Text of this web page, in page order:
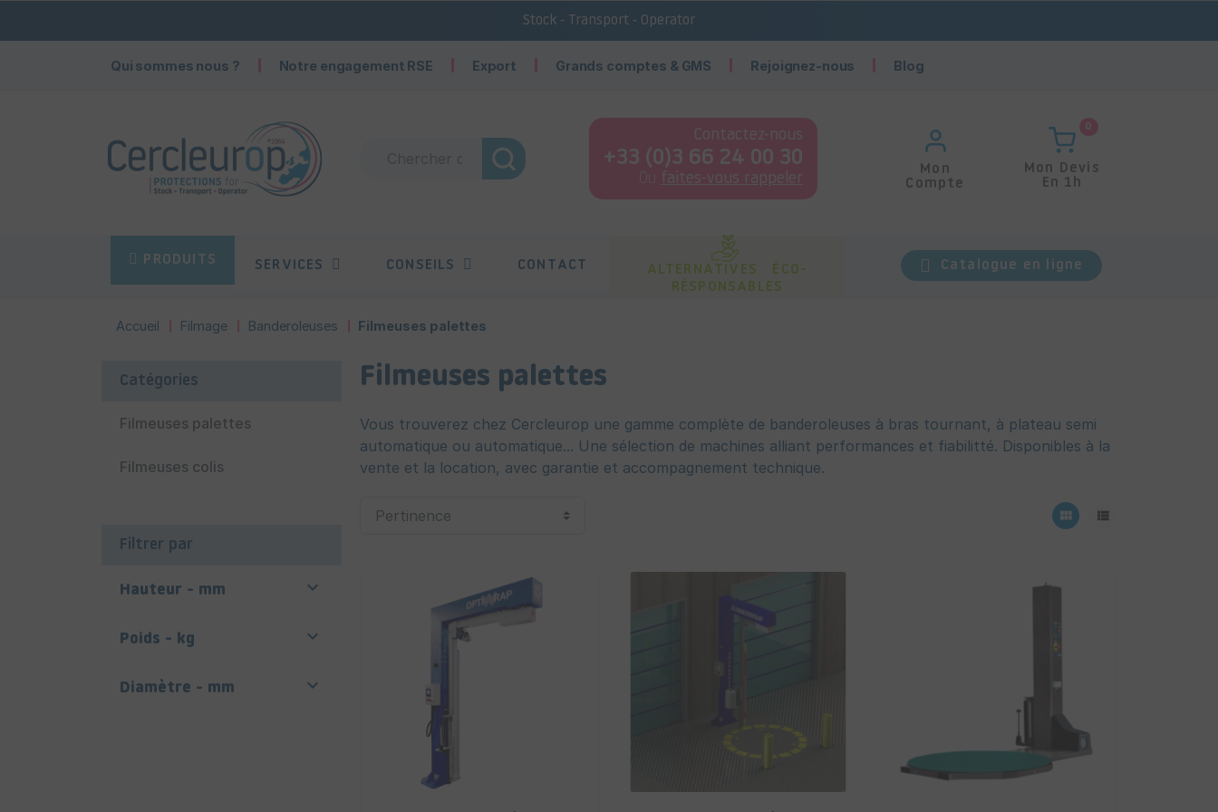
Stock - Transport - Operator
Qui sommes nous ? Notre engagement RSE Export Grands comptes & GMS Rejoignez-nous Blog
Contactez-nous
+33 (0)3 66 24 00 30
Ou faites-vous rappeler
Mon
Compte
0
Mon Devis
En 1h
PRODUITS SERVICES CONSEILS CONTACT
ALTERNATIVES ÉCO-
RÉSPONSABLES
Catalogue en ligne
Accueil Filmage Banderoleuses Filmeuses palettes
Catégories
Filmeuses palettes
Filmeuses colis
Filtrer par
Hauteur - mm 
Poids - kg 
Diamètre - mm 
Filmeuses palettes
Vous trouverez chez Cercleurop une gamme complète de banderoleuses à bras tournant, à plateau semi
automatique ou automatique... Une sélection de machines alliant performances et fiabilitté. Disponibles à la
vente et la location, avec garantie et accompagnement technique.
view_module view_list